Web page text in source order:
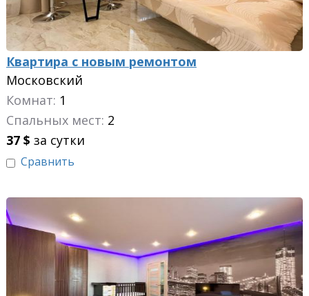
Квартира с новым ремонтом
Московский
Комнат: 1
Спальных мест: 2
37 $ за сутки
Сравнить